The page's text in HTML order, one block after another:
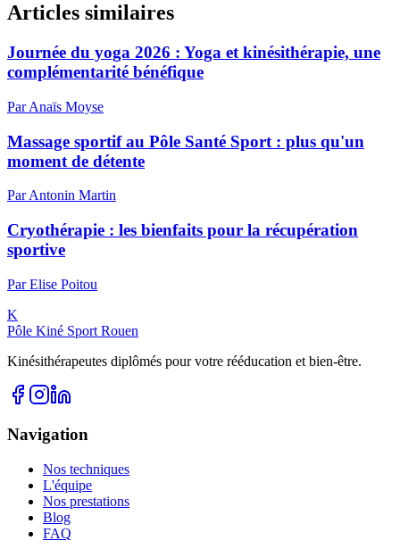
Articles similaires
Journée du yoga 2026 : Yoga et kinésithérapie, une
complémentarité bénéfique
ParAnaïs Moyse
Massage sportif au Pôle Santé Sport : plus qu'un
moment de détente
ParAntonin Martin
Cryothérapie : les bienfaits pour la récupération
sportive
ParElise Poitou
K
Pôle Kiné Sport Rouen
Kinésithérapeutes diplômés pour votre rééducation et bien-être.
Navigation
Nos techniques
L'équipe
Nos prestations
Blog
FAQ